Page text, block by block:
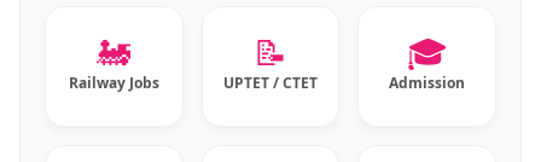
🚂
Railway Jobs
📝
UPTET / CTET
🎓
Admission